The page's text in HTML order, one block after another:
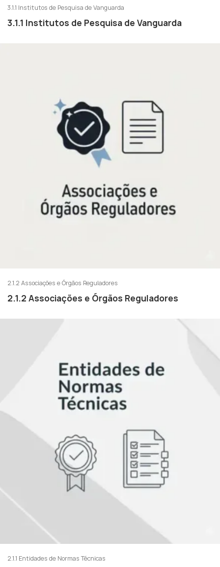
3.1.1 Institutos de Pesquisa de Vanguarda
3.1.1 Institutos de Pesquisa de Vanguarda
2.1.2 Associações e Órgãos Reguladores
2.1.2 Associações e Órgãos Reguladores
2.1.1 Entidades de Normas Técnicas